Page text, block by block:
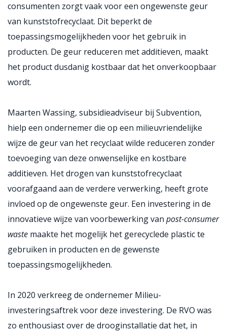
consumenten zorgt vaak voor een ongewenste geur
van kunststofrecyclaat. Dit beperkt de
toepassingsmogelijkheden voor het gebruik in
producten. De geur reduceren met additieven, maakt
het product dusdanig kostbaar dat het onverkoopbaar
wordt.
Maarten Wassing, subsidieadviseur bij Subvention,
hielp een ondernemer die op een milieuvriendelijke
wijze de geur van het recyclaat wilde reduceren zonder
toevoeging van deze onwenselijke en kostbare
additieven. Het drogen van kunststofrecyclaat
voorafgaand aan de verdere verwerking, heeft grote
invloed op de ongewenste geur. Een investering in de
innovatieve wijze van voorbewerking van post-consumer
waste maakte het mogelijk het gerecyclede plastic te
gebruiken in producten en de gewenste
toepassingsmogelijkheden.
In 2020 verkreeg de ondernemer Milieu-
investeringsaftrek voor deze investering. De RVO was
zo enthousiast over de drooginstallatie dat het, in